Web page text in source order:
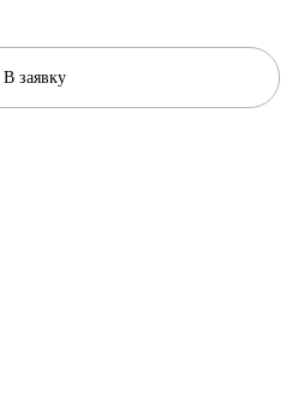
В заявку